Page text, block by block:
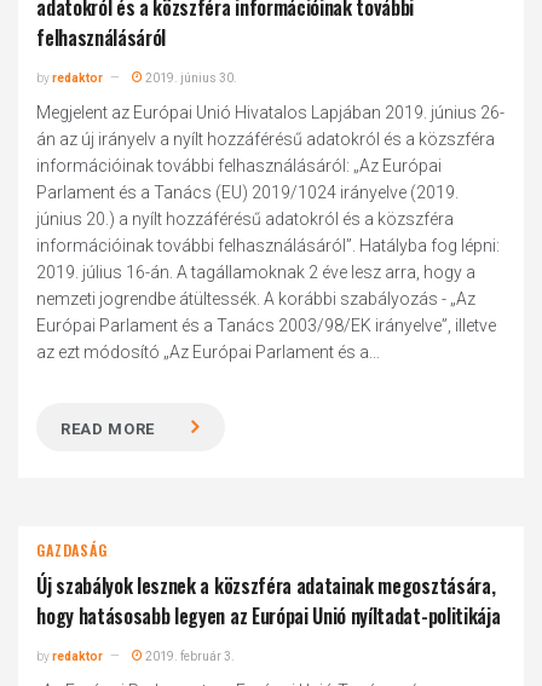
adatokról és a közszféra információinak további
felhasználásáról
byredaktor 2019. június 30.
Megjelent az Európai Unió Hivatalos Lapjában 2019. június 26-
án az új irányelv a nyílt hozzáférésű adatokról és a közszféra
információinak további felhasználásáról: „Az Európai
Parlament és a Tanács (EU) 2019/1024 irányelve (2019.
június 20.) a nyílt hozzáférésű adatokról és a közszféra
információinak további felhasználásáról”. Hatályba fog lépni:
2019. július 16-án. A tagállamoknak 2 éve lesz arra, hogy a
nemzeti jogrendbe átültessék. A korábbi szabályozás - „Az
Európai Parlament és a Tanács 2003/98/EK irányelve”, illetve
az ezt módosító „Az Európai Parlament és a...
READ MORE
GAZDASÁG
Új szabályok lesznek a közszféra adatainak megosztására,
hogy hatásosabb legyen az Európai Unió nyíltadat-politikája
byredaktor 2019. február 3.